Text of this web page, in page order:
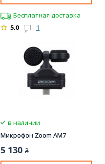
Бесплатная доставка
5.0
1
в наличии
Микрофон Zoom AM7
5 130 ₴